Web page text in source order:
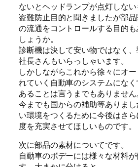
ないとヘッドランプが点灯しない
盗難防止目的と聞きましたが部
の流通をコントロールする目的
しょうか。
診断機は決して安い物ではなく
社長さんもいらっしゃいます。
しかしながらこれから徐々にオ
れていく自動車のシステムにな
あることは言うまでもありません
今までも国からの補助等ありま
い環境をつくるために今後はさ
度を充実させてほしいものです。
次に部品の素材についてです。
自動車のボデーには様々な材料